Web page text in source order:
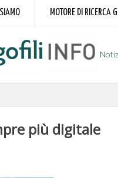
MOTORE DI RICERCA
più digitale